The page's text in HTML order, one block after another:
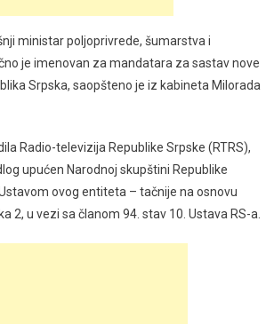
ministar poljoprivrede, šumarstva i
je imenovan za mandatara za sastav nove
Srpska, saopšteno je iz kabineta Milorada
Radio-televizija Republike Srpske (RTRS),
upućen Narodnoj skupštini Republike
ovog entiteta – tačnije na osnovu
2, u vezi sa članom 94. stav 10. Ustava RS-a.